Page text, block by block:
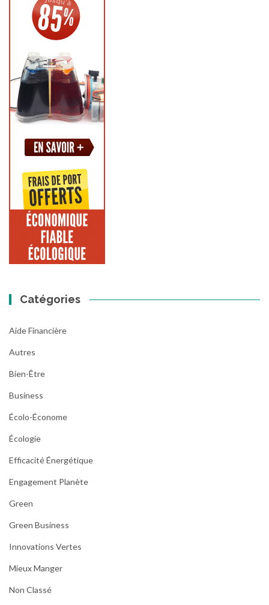
Catégories
Aide Financière
Autres
Bien-Être
Business
Écolo-Économe
Écologie
Efficacité Énergétique
Engagement Planète
Green
Green Business
Innovations Vertes
Mieux Manger
Non Classé